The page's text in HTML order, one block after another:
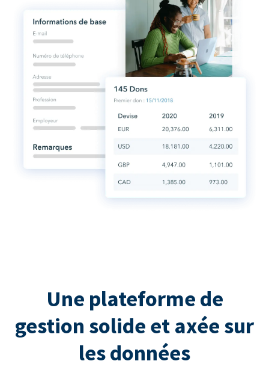
Une plateforme de
gestion solide et axée sur
les données